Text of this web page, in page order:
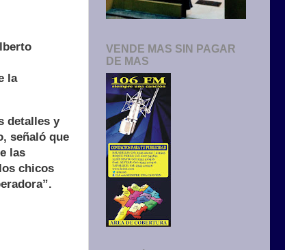
la
detalles y
señaló que
las
chicos
VENDE MAS SIN PAGAR
DE MAS